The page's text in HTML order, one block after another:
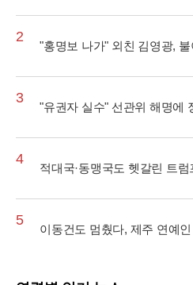
2
"홍명보 나가" 외친 김영광,
3
"유권자 실수" 선관위 해명에
4
적대국·동맹국도 헷갈린 트
5
이동건도 멈췄다, 제주 연예